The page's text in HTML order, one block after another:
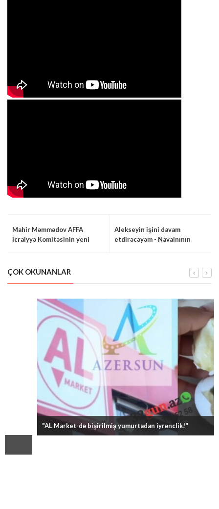
Mahir Məmmədov AFFA
İcraiyyə Komitəsinin yeni
Alekseyin işini davam
etdirəcəyəm - Navalnının
ÇOK OKUNANLAR
"AL Market-də bişirilmiş yumurtadan iyrənclik!"